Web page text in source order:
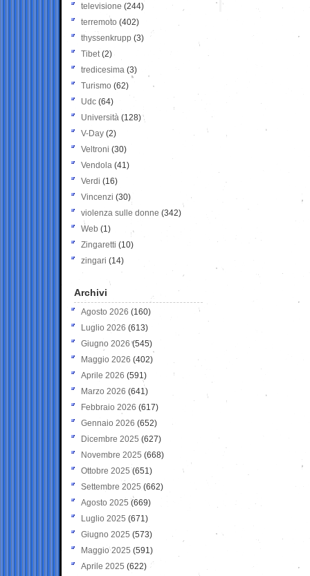
televisione(244)
terremoto (402)
thyssenkrupp (3)
Tibet(2)
tredicesima (3)
Turismo (62)
Udc (64)
Università (128)
V-Day (2)
Veltroni (30)
Vendola (41)
Verdi (16)
Vincenzi (30)
violenza sulle donne (342)
Web (1)
Zingaretti (10)
zingari (14)
Archivi
Agosto 2026 (160)
Luglio 2026 (613)
Giugno 2026 (545)
Maggio 2026 (402)
Aprile 2026 (591)
Marzo 2026 (641)
Febbraio 2026 (617)
Gennaio 2026 (652)
Dicembre 2025 (627)
Novembre 2025 (668)
Ottobre 2025 (651)
Settembre 2025 (662)
Agosto 2025 (669)
Luglio 2025 (671)
Giugno 2025 (573)
Maggio 2025 (591)
Aprile 2025 (622)